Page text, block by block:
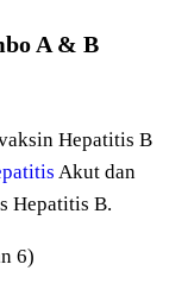
A & B
Hepatitis B
Akut dan
Hepatitis B.
6)